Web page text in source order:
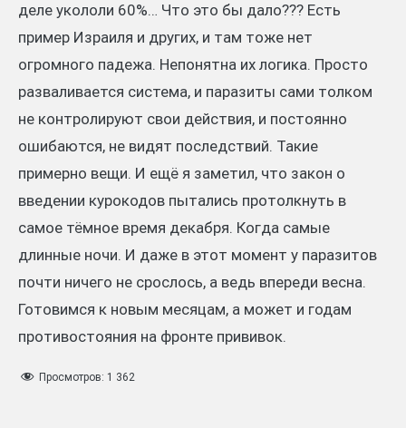
деле укололи 60%… Что это бы дало??? Есть
пример Израиля и других, и там тоже нет
огромного падежа. Непонятна их логика. Просто
разваливается система, и паразиты сами толком
не контролируют свои действия, и постоянно
ошибаются, не видят последствий. Такие
примерно вещи. И ещё я заметил, что закон о
введении курокодов пытались протолкнуть в
самое тёмное время декабря. Когда самые
длинные ночи. И даже в этот момент у паразитов
почти ничего не срослось, а ведь впереди весна.
Готовимся к новым месяцам, а может и годам
противостояния на фронте прививок.
Просмотров: 1 362